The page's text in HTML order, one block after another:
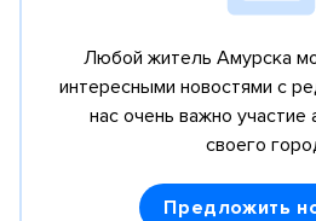
Любой житель Амурска
интересными новостями с
нас очень важно участие
своего
Предложить